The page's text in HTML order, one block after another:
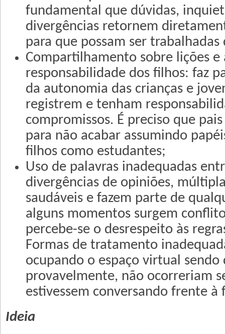
fundamental que dúvidas,
divergências retornem
para que possam ser
Compartilhamento sobre lições e
responsabilidade dos filhos: faz
da autonomia das crianças e
registrem e tenham
compromissos. É preciso que
para não acabar assumindo
filhos como estudantes;
Uso de palavras inadequadas
divergências de opiniões,
saudáveis e fazem parte de
alguns momentos surgem
percebe-se o desrespeito às
Formas de tratamento
ocupando o espaço virtual sendo
provavelmente, não ocorreriam
estivessem conversando frente à
Ideia